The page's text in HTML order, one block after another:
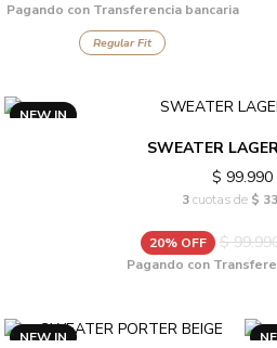
Pagando con Transferencia bancaria
Regular Fit
NEW IN
SWEATER
$ 99.990
3cuotas de $
20% OFF $
Pagando con
NEW IN